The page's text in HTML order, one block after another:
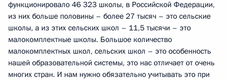
функционировало 46 323 школы, в Российской Федерации,
из них больше половины – более 27 тысяч – это сельские
школы, а из этих сельских школ – 11,5 тысячи – это
малокомплектные школы. Большое количество
малокомплектных школ, сельских школ – это особенность
нашей образовательной системы, это нас отличает от очень
многих стран. И нам нужно обязательно учитывать это при